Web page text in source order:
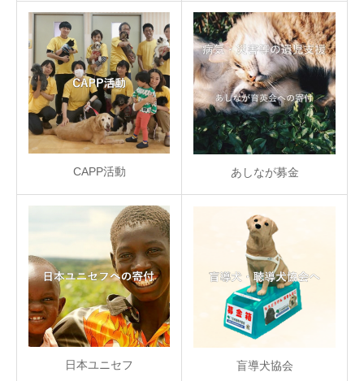
CAPP活動 あしなが募金
日本ユニセフ 盲導犬協会